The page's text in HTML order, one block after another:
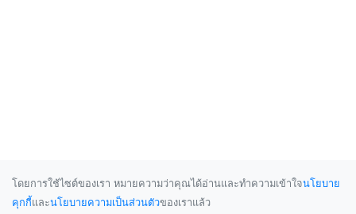
โดยการใช้ไซต์ของเรา หมายความว่าคุณได้อ่านและทำความเข้าใจนโยบาย
คุกกี้และนโยบายความเป็นส่วนตัวของเราแล้ว